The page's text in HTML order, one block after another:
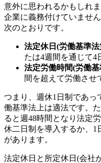
意外に思われるかもしれ
企業に義務付けていませ
次のとおりです。
法定休日(労働基準法
たは4週間を通じて4
法定労働時間(労働基
間を超えて労働させ
つまり、週休1日制であっ
働基準法上は適法です。
ると週48時間となり法定
休二日制を導入するか、1
があります。
法定休日と所定休日(会社